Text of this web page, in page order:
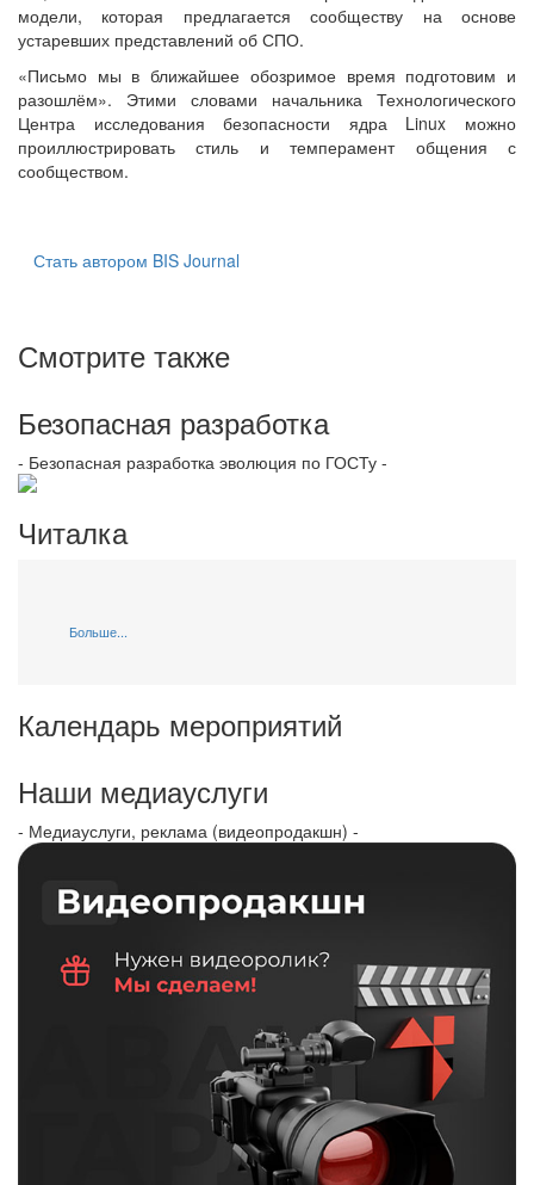
модели, которая предлагается сообществу на основе
устаревших представлений об СПО.
«Письмо мы в ближайшее обозримое время подготовим и
разошлём». Этими словами начальника Технологического
Центра исследования безопасности ядра Linux можно
проиллюстрировать стиль и темперамент общения с
сообществом.
Стать автором BIS Journal
Смотрите также
Безопасная разработка
- Безопасная разработка эволюция по ГОСТу -
Читалка
Больше...
Календарь мероприятий
Наши медиауслуги
- Медиауслуги, реклама (видеопродакшн) -